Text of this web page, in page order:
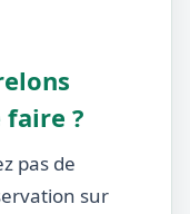
faire ?
pas de
sur